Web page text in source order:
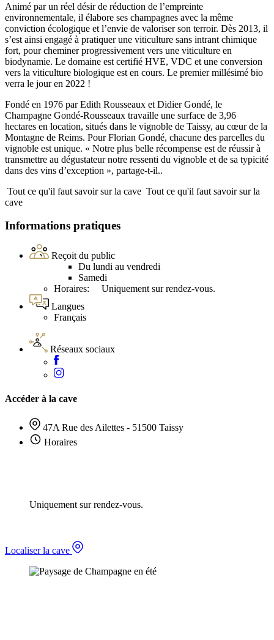
Animé par un réel désir de réduction de l’empreinte
environnementale, il élabore ses champagnes avec la même
conviction écologique et l’envie de valoriser son terroir. Dès 2013, il
s’est ainsi engagé à pratiquer une viticulture sans intrant chimique
fort, pour cheminer progressivement vers une viticulture en
biodynamie. Le domaine est certifié HVE, VDC et une conversion
vers la viticulture biologique est en cours. Le premier millésimé bio
verra le jour en 2022 !
Fondé en 1976 par Edith Rousseaux et Didier Gondé, le
Champagne Gondé-Rousseaux travaille une surface de 3,96
hectares en location, situés dans le vignoble de Taissy, au cœur de la
Montagne de Reims. Pour Florian Gondé, chacune des parcelles du
vignoble est unique. « Notre plus belle récompense est de réussir à
transmettre au dégustateur notre ressenti du vignoble et de sa typicité
dans des vins d’exception », partage-t-il..
Tout ce qu'il faut savoir sur la cave Tout ce qu'il faut savoir sur la
cave
Informations pratiques
Reçoit du public
Du lundi au vendredi
Samedi
Horaires: Uniquement sur rendez-vous.
Langues
Français
Réseaux sociaux
Accéder à la cave
47A Rue des Ailettes - 51500 Taissy
Horaires
Uniquement sur rendez-vous.
Localiser la cave